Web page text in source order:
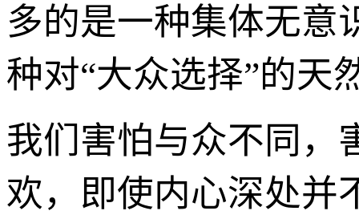
多的是一种集体无意
种对“大众选择”的天
我们害怕与众不同，
欢，即使内心深处并